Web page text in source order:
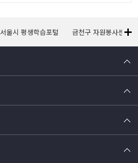
서울시 평생학습포털 금천구 자원봉사센터